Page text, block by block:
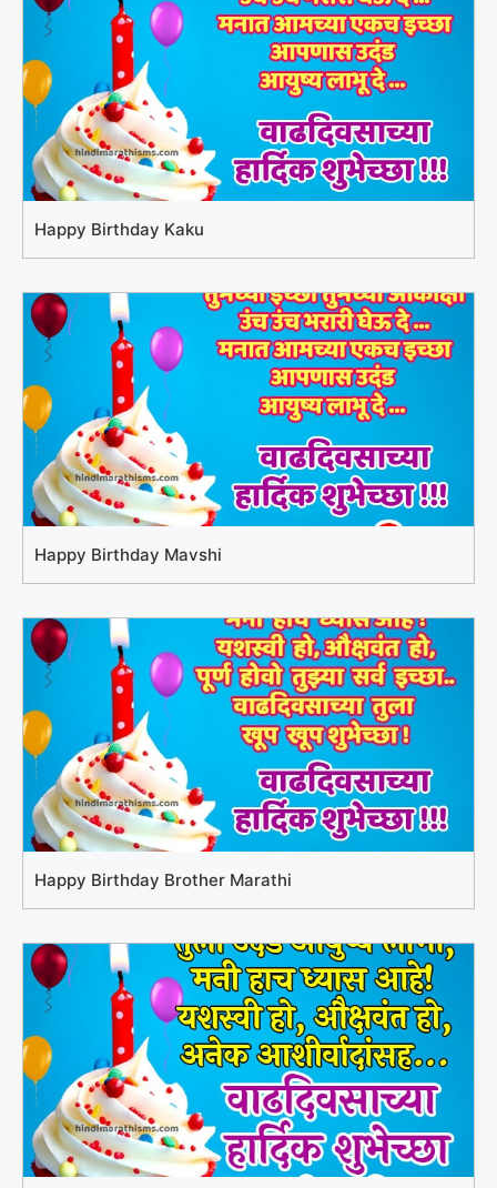
Happy Birthday Kaku
Happy Birthday Mavshi
Happy Birthday Brother Marathi